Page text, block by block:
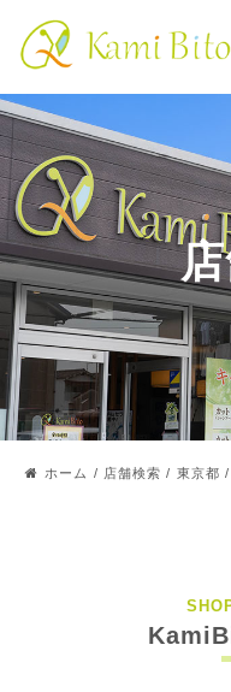
ホーム / 店舗検索 / 東京都 /